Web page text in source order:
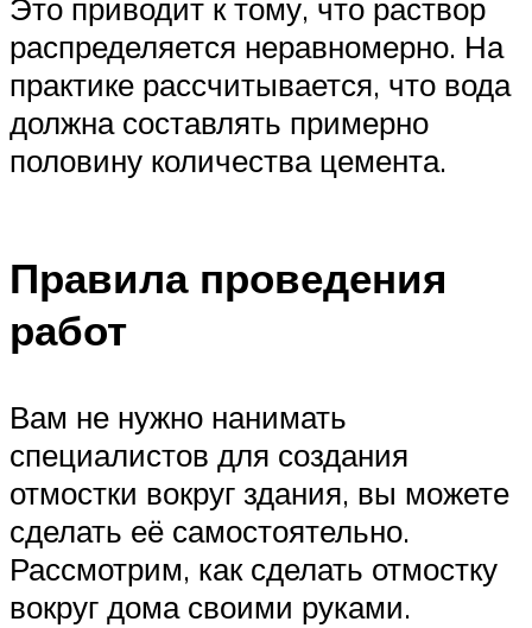
Это приводит к тому, что раствор
распределяется неравномерно. На
практике рассчитывается, что вода
должна составлять примерно
половину количества цемента.
Правила проведения
работ
Вам не нужно нанимать
специалистов для создания
отмостки вокруг здания, вы можете
сделать её самостоятельно.
Рассмотрим, как сделать отмостку
вокруг дома своими руками.